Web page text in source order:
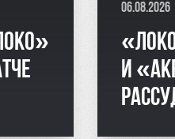
06.08.2026
И